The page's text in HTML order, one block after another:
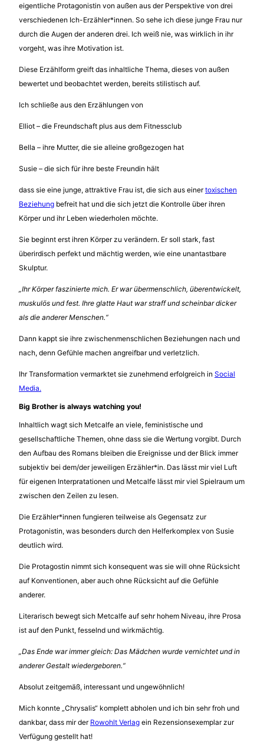
eigentliche Protagonistin von außen aus der Perspektive von drei
verschiedenen Ich-Erzähler*innen. So sehe ich diese junge Frau nur
durch die Augen der anderen drei. Ich weiß nie, was wirklich in ihr
vorgeht, was ihre Motivation ist.
Diese Erzählform greift das inhaltliche Thema, dieses von außen
bewertet und beobachtet werden, bereits stilistisch auf.
Ich schließe aus den Erzählungen von
Elliot – die Freundschaft plus aus dem Fitnessclub
Bella – ihre Mutter, die sie alleine großgezogen hat
Susie – die sich für ihre beste Freundin hält
dass sie eine junge, attraktive Frau ist, die sich aus einertoxischen
Beziehung befreit hat und die sich jetzt die Kontrolle über ihren
Körper und ihr Leben wiederholen möchte.
Sie beginnt erst ihren Körper zu verändern. Er soll stark, fast
überirdisch perfekt und mächtig werden, wie eine unantastbare
Skulptur.
„Ihr Körper faszinierte mich. Er war übermenschlich, überentwickelt,
muskulös und fest. Ihre glatte Haut war straff und scheinbar dicker
als die anderer Menschen.“
Dann kappt sie ihre zwischenmenschlichen Beziehungen nach und
nach, denn Gefühle machen angreifbar und verletzlich.
Ihr Transformation vermarktet sie zunehmend erfolgreich in Social
Media.
Big Brother is always watching you!
Inhaltlich wagt sich Metcalfe an viele, feministische und
gesellschaftliche Themen, ohne dass sie die Wertung vorgibt. Durch
den Aufbau des Romans bleiben die Ereignisse und der Blick immer
subjektiv bei dem/der jeweiligen Erzähler*in. Das lässt mir viel Luft
für eigenen Interpratationen und Metcalfe lässt mir viel Spielraum um
zwischen den Zeilen zu lesen.
Die Erzähler*innen fungieren teilweise als Gegensatz zur
Protagonistin, was besonders durch den Helferkomplex von Susie
deutlich wird.
Die Protagostin nimmt sich konsequent was sie will ohne Rücksicht
auf Konventionen, aber auch ohne Rücksicht auf die Gefühle
anderer.
Literarisch bewegt sich Metcalfe auf sehr hohem Niveau, ihre Prosa
ist auf den Punkt, fesselnd und wirkmächtig.
„Das Ende war immer gleich: Das Mädchen wurde vernichtet und in
anderer Gestalt wiedergeboren.“
Absolut zeitgemäß, interessant und ungewöhnlich!
Mich konnte „Chrysalis“ komplett abholen und ich bin sehr froh und
dankbar, dass mir der Rowohlt Verlag ein Rezensionsexemplar zur
Verfügung gestellt hat!